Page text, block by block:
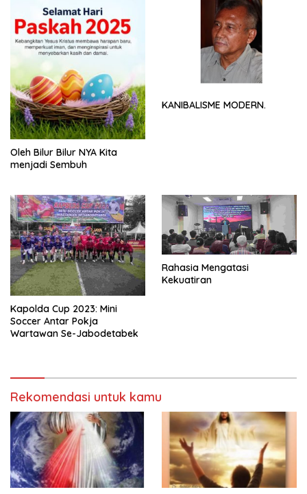
Oleh Bilur Bilur NYA Kita
menjadi Sembuh
KANIBALISME MODERN.
Kapolda Cup 2023: Mini
Soccer Antar Pokja
Wartawan Se-Jabodetabek
Rahasia Mengatasi
Kekuatiran
Rekomendasi untuk kamu